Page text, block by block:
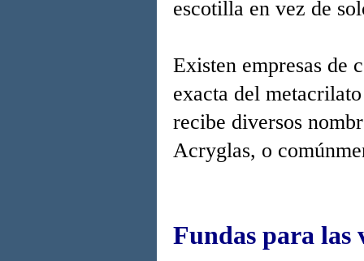
escotilla en vez de
Existen empresas de
exacta del
recibe diversos
Acryglas, o
Fundas para las